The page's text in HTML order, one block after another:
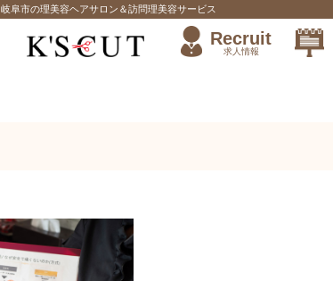
岐阜市の理美容ヘアサロン＆訪問理美容サービス
Recruit
求人情報